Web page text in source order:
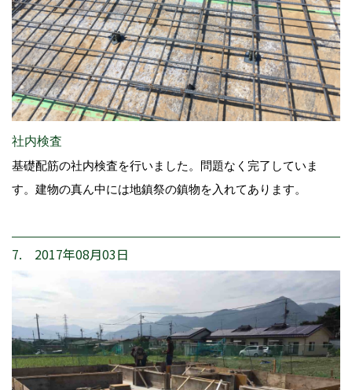
社内検査
基礎配筋の社内検査を行いました。問題なく完了していま
す。建物の真ん中には地鎮祭の鎮物を入れてあります。
7. 2017年08月03日